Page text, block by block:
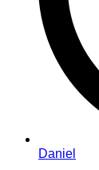
Daniel